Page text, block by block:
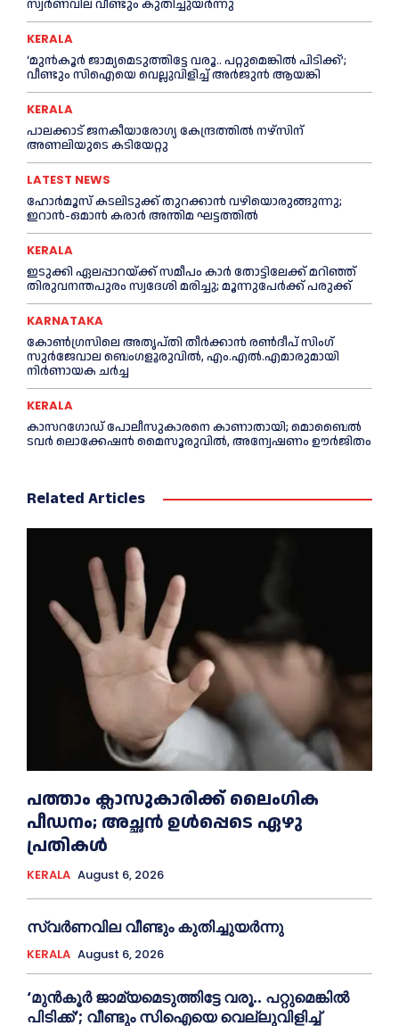
സ്വർണവില വീണ്ടും കുതിച്ചുയർന്നു
KERALA
‘മുൻ‌കൂര്‍ ജാമ്യമെടുത്തിട്ടേ വരൂ.. പറ്റുമെങ്കില്‍ പിടിക്ക്’;
വീണ്ടും സിഐയെ വെല്ലുവിളിച്ച്‌ അര്‍ജുന്‍ ആയങ്കി
KERALA
പാലക്കാട് ജനകീയാരോഗ്യ കേന്ദ്രത്തില്‍ നഴ്‌സിന്
അണലിയുടെ കടിയേറ്റു
LATEST NEWS
ഹോർമൂസ് കടലിടുക്ക് തുറക്കാൻ വഴിയൊരുങ്ങുന്നു;
ഇറാൻ-ഒമാൻ കരാർ അന്തിമ ഘട്ടത്തിൽ
KERALA
ഇടുക്കി ഏലപ്പാറയ്ക്ക് സമീപം കാര്‍ തോട്ടിലേക്ക് മറിഞ്ഞ്
തിരുവനന്തപുരം സ്വദേശി മരിച്ചു; മൂന്നുപേര്‍ക്ക് പരുക്ക്
KARNATAKA
കോൺഗ്രസിലെ അതൃപ്തി തീർക്കാൻ രൺദീപ് സിംഗ്
സുര്‍ജേവാല ബെംഗളൂരുവിൽ, എം.എൽ.എമാരുമായി
നിർണായക ചർച്ച
KERALA
കാസറഗോഡ്‌ പോലീസുകാരനെ കാണാതായി; മൊബൈൽ
ടവർ ലൊക്കേഷൻ മൈസൂരുവിൽ, അന്വേഷണം ഊർജിതം
Related Articles
പത്താം ക്ലാസുകാരിക്ക് ലൈംഗിക
പീഡനം; അച്ഛന്‍ ഉള്‍പ്പെടെ ഏഴു
പ്രതികള്‍
KERALA August 6, 2026
സ്വർണവില വീണ്ടും കുതിച്ചുയർന്നു
KERALA August 6, 2026
‘മുൻ‌കൂര്‍ ജാമ്യമെടുത്തിട്ടേ വരൂ.. പറ്റുമെങ്കില്‍
പിടിക്ക്’; വീണ്ടും സിഐയെ വെല്ലുവിളിച്ച്‌